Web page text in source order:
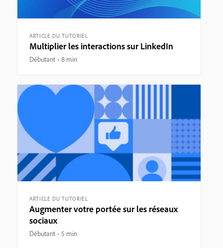
ARTICLE DU TUTORIEL
Multiplier les interactions sur LinkedIn
Débutant 8 min
ARTICLE DU TUTORIEL
Augmenter votre portée sur les réseaux
sociaux
Débutant 5 min